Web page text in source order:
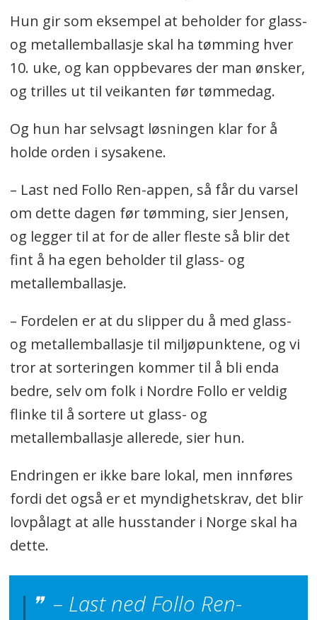
Hun gir som eksempel at beholder for glass-
og metallemballasje skal ha tømming hver
10. uke, og kan oppbevares der man ønsker,
og trilles ut til veikanten før tømmedag.
Og hun har selvsagt løsningen klar for å
holde orden i sysakene.
– Last ned Follo Ren-appen, så får du varsel
om dette dagen før tømming, sier Jensen,
og legger til at for de aller fleste så blir det
fint å ha egen beholder til glass- og
metallemballasje.
– Fordelen er at du slipper du å med glass-
og metallemballasje til miljøpunktene, og vi
tror at sorteringen kommer til å bli enda
bedre, selv om folk i Nordre Follo er veldig
flinke til å sortere ut glass- og
metallemballasje allerede, sier hun.
Endringen er ikke bare lokal, men innføres
fordi det også er et myndighetskrav, det blir
lovpålagt at alle husstander i Norge skal ha
dette.
– Last ned Follo Ren-